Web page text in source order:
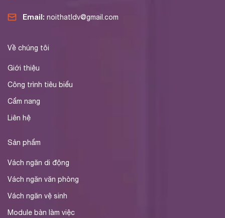
Email: noithatldv@gmail.com
Về chúng tôi
Giới thiệu
Công trình tiêu biểu
Cẩm nang
Liên hệ
Sản phẩm
Vách ngăn di động
Vách ngăn văn phòng
Vách ngăn vệ sinh
Module bàn làm việc